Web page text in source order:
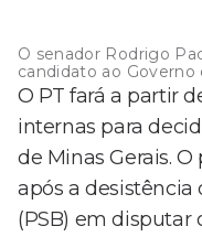
O senador Rodrigo
candidato ao Governo
O PT fará a partir
internas para
de Minas Gerais.
após a desistência
(PSB) em disputar